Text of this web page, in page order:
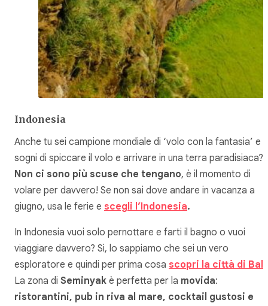
Indonesia
Anche tu sei campione mondiale di ‘volo con la fantasia’ e
sogni di spiccare il volo e arrivare in una terra paradisiaca?
Non ci sono più scuse che tengano, è il momento di
volare per davvero! Se non sai dove andare in vacanza a
giugno, usa le ferie e scegli l’Indonesia.
In Indonesia vuoi solo pernottare e farti il bagno o vuoi
viaggiare davvero? Sì, lo sappiamo che sei un vero
esploratore e quindi per prima cosa scopri la città di Bali
La zona di Seminyak è perfetta per la movida:
ristorantini, pub in riva al mare, cocktail gustosi e